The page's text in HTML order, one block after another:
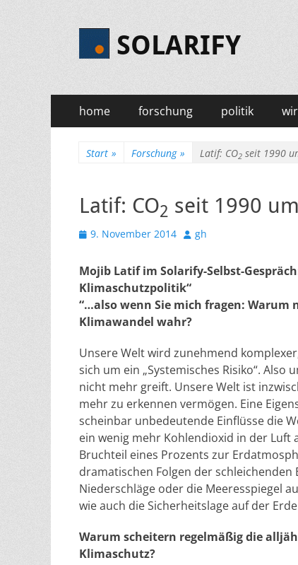
SOLARIFY
Primäres
Menü
Zum
Inhalt
home forschung politik
Start » Forschung » Latif: CO2 seit 1990
Latif: CO2 seit 1990
Veröffentlicht
9. November 2014 Autor
gh
Mojib Latif im Solarify-Selbst-
Klimaschutzpolitik“
“…also wenn Sie mich fragen:
Klimawandel wahr?
Unsere Welt wird zunehmend
sich um ein „Systemisches Risiko“. Also
nicht mehr greift. Unsere Welt ist
mehr zu erkennen vermögen. Eine
scheinbar unbedeutende Einflüsse die
ein wenig mehr Kohlendioxid in der Luft
Bruchteil eines Prozents zur
dramatischen Folgen der
Niederschläge oder die Meeresspiegel
wie auch die Sicherheitslage auf der
Warum scheitern regelmäßig die
Klimaschutz?